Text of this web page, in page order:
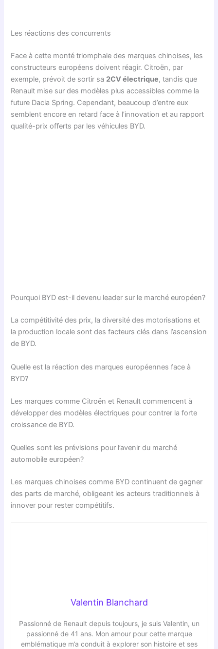
Les réactions des concurrents
Face à cette monté triomphale des marques chinoises, les
constructeurs européens doivent réagir. Citroën, par
exemple, prévoit de sortir sa 2CV électrique, tandis que
Renault mise sur des modèles plus accessibles comme la
future Dacia Spring. Cependant, beaucoup d’entre eux
semblent encore en retard face à l’innovation et au rapport
qualité-prix offerts par les véhicules BYD.
Pourquoi BYD est-il devenu leader sur le marché européen?
La compétitivité des prix, la diversité des motorisations et
la production locale sont des facteurs clés dans l’ascension
de BYD.
Quelle est la réaction des marques européennes face à
BYD?
Les marques comme Citroën et Renault commencent à
développer des modèles électriques pour contrer la forte
croissance de BYD.
Quelles sont les prévisions pour l’avenir du marché
automobile européen?
Les marques chinoises comme BYD continuent de gagner
des parts de marché, obligeant les acteurs traditionnels à
innover pour rester compétitifs.
Valentin Blanchard
Passionné de Renault depuis toujours, je suis Valentin, un
passionné de 41 ans. Mon amour pour cette marque
emblématique m’a conduit à explorer son histoire et ses